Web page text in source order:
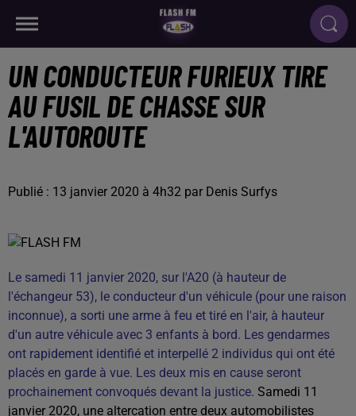
UN CONDUCTEUR FURIEUX TIRE
AU FUSIL DE CHASSE SUR
L'AUTOROUTE
Publié : 13 janvier 2020 à 4h32 par Denis Surfys
Le samedi 11 janvier 2020, sur l'A20 (à hauteur de
l'échangeur 53), le conducteur d'un véhicule (pour une raison
inconnue), a sorti une arme à feu et tiré en l'air, à hauteur
d'un autre véhicule avec 3 enfants à bord. Les gendarmes
ont rapidement identifié et interpellé 2 individus qui ont été
placés en garde à vue. Les deux mis en cause seront
prochainement convoqués devant la justice. Samedi 11
janvier 2020, une altercation entre deux automobilistes